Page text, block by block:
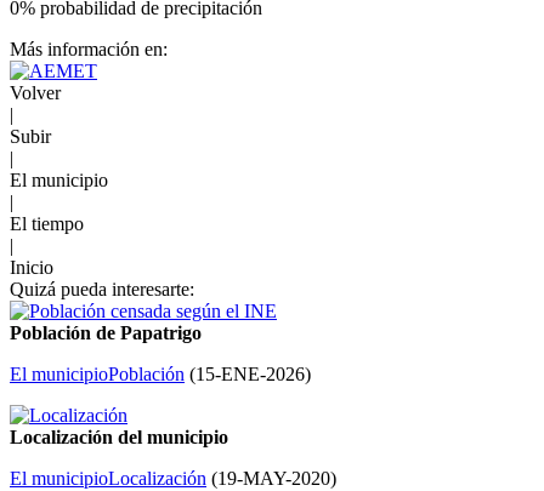
0% probabilidad de precipitación
Más información en:
Volver
|
Subir
|
El municipio
|
El tiempo
|
Inicio
Quizá pueda interesarte:
Población de Papatrigo
El municipioPoblación (15-ENE-2026)
Localización del municipio
El municipioLocalización (19-MAY-2020)